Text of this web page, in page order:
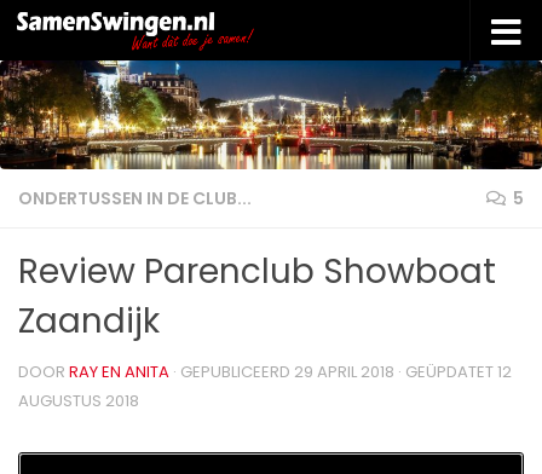
Doorgaan naar inhoud
ONDERTUSSEN IN DE CLUB... 5
Review Parenclub Showboat
Zaandijk
DOOR RAY EN ANITA · GEPUBLICEERD 29 APRIL 2018 · GEÜPDATET12
AUGUSTUS 2018